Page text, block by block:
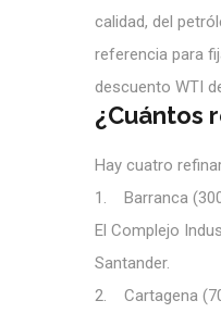
calidad, del
referencia para
descuento WTI
¿Cuántos
Hay cuatro
1. Barranca
El Complejo
Santander.
2. Cartagena